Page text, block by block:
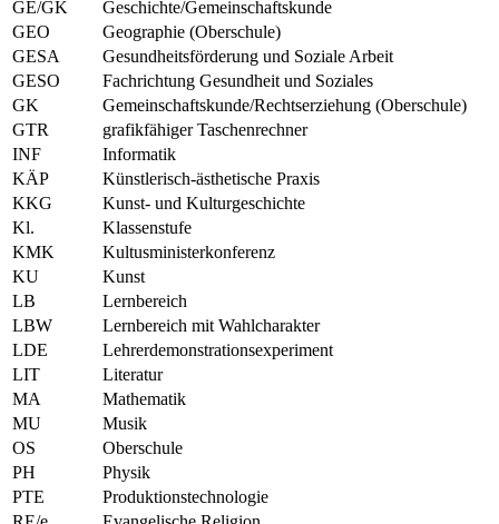
GE/GK
Geschichte/Gemeinschaftskunde
GEO
Geographie (Oberschule)
GESA
Gesundheitsförderung und Soziale Arbeit
GESO
Fachrichtung Gesundheit und Soziales
GK
Gemeinschaftskunde/Rechtserziehung (Oberschule)
GTR
grafikfähiger Taschenrechner
INF
Informatik
KÄP
Künstlerisch-ästhetische Praxis
KKG
Kunst- und Kulturgeschichte
Kl.
Klassenstufe
KMK
Kultusministerkonferenz
KU
Kunst
LB
Lernbereich
LBW
Lernbereich mit Wahlcharakter
LDE
Lehrerdemonstrationsexperiment
LIT
Literatur
MA
Mathematik
MU
Musik
OS
Oberschule
PH
Physik
PTE
Produktionstechnologie